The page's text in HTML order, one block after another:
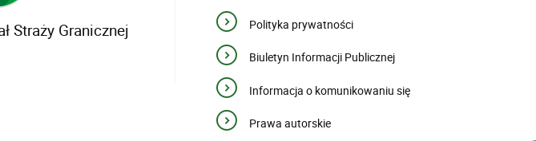
Straży Granicznej Polityka prywatności
Biuletyn Informacji Publicznej
Informacja o komunikowaniu się
Prawa autorskie